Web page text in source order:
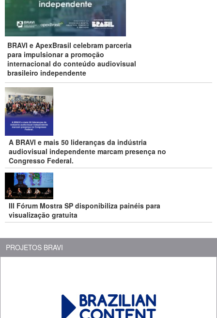
BRAVI e ApexBrasil celebram parceria
para impulsionar a promoção
internacional do conteúdo audiovisual
brasileiro independente
A BRAVI e mais 50 lideranças da indústria
audiovisual independente marcam presença no
Congresso Federal.
III Fórum Mostra SP disponibiliza painéis para
visualização gratuita
PROJETOS BRAVI